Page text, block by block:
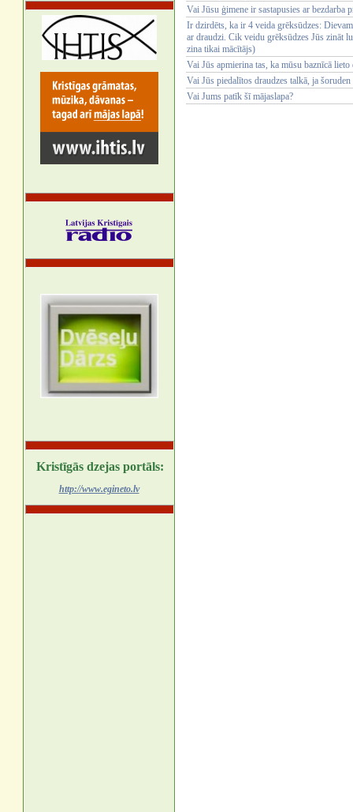
Kristīgās dzejas portāls:
http://www.egineto.lv
Vai Jūsu ģimene ir sastapusies ar bezdarba
Ir dzirdēts, ka ir 4 veida grēksūdzes:
ar draudzi. Cik veidu grēksūdzes Jūs zināt
zina tikai mācītājs)
Vai Jūs apmierina tas, ka mūsu baznīcā lieto
Vai Jūs piedalītos draudzes talkā, ja
Vai Jums patīk šī mājaslapa?